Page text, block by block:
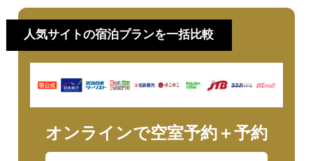
人気サイトの宿泊プランを一括比較
オンラインで空室予約＋予約